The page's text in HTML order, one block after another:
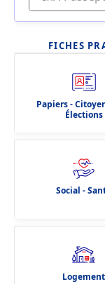
FICHES
Papiers -
Élections
Social -
Logement